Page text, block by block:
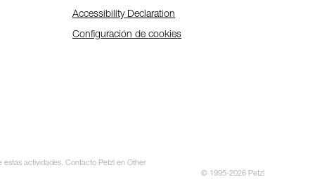
Accessibility Declaration
Configuración de cookies
estas actividades. Contacto Petzl en Other
© 1995-2026 Petzl